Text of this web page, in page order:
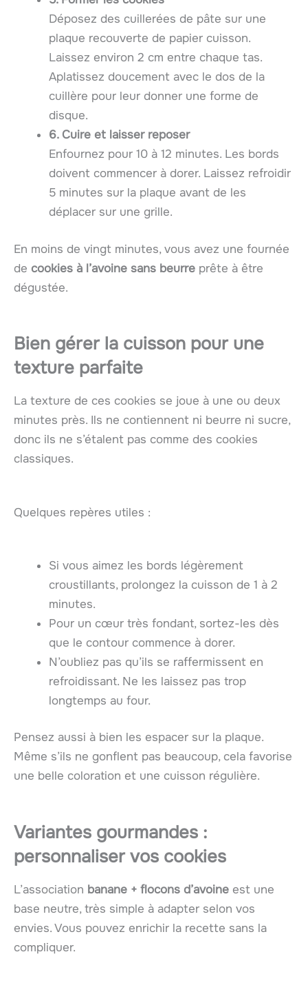
Déposez des cuillerées de pâte sur une
plaque recouverte de papier cuisson.
Laissez environ 2 cm entre chaque tas.
Aplatissez doucement avec le dos de la
cuillère pour leur donner une forme de
disque.
6. Cuire et laisser reposer
Enfournez pour 10 à 12 minutes. Les bords
doivent commencer à dorer. Laissez refroidir
5 minutes sur la plaque avant de les
déplacer sur une grille.
En moins de vingt minutes, vous avez une fournée
de cookies à l’avoine sans beurre prête à être
dégustée.
Bien gérer la cuisson pour une
texture parfaite
La texture de ces cookies se joue à une ou deux
minutes près. Ils ne contiennent ni beurre ni sucre,
donc ils ne s’étalent pas comme des cookies
classiques.
Quelques repères utiles :
Si vous aimez les bords légèrement
croustillants, prolongez la cuisson de 1 à 2
minutes.
Pour un cœur très fondant, sortez-les dès
que le contour commence à dorer.
N’oubliez pas qu’ils se raffermissent en
refroidissant. Ne les laissez pas trop
longtemps au four.
Pensez aussi à bien les espacer sur la plaque.
Même s’ils ne gonflent pas beaucoup, cela favorise
une belle coloration et une cuisson régulière.
Variantes gourmandes :
personnaliser vos cookies
L’association banane + flocons d’avoine est une
base neutre, très simple à adapter selon vos
envies. Vous pouvez enrichir la recette sans la
compliquer.